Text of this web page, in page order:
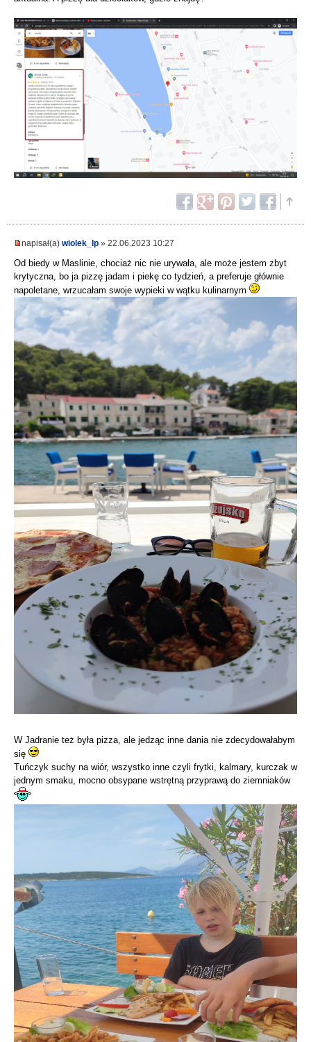
napisał(a) wiolek_lp » 22.06.2023 10:27
Od biedy w Maslinie, chociaż nic nie urywała, ale może jestem zbyt
krytyczna, bo ja pizzę jadam i piekę co tydzień, a preferuje głównie
napoletane, wrzucałam swoje wypieki w wątku kulinarnym
W Jadranie też była pizza, ale jedząc inne dania nie zdecydowałabym
się
Tuńczyk suchy na wiór, wszystko inne czyli frytki, kalmary, kurczak w
jednym smaku, mocno obsypane wstrętną przyprawą do ziemniaków